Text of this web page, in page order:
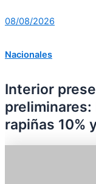
08/08/2026
Nacionales
Interior
rapiñas 10%